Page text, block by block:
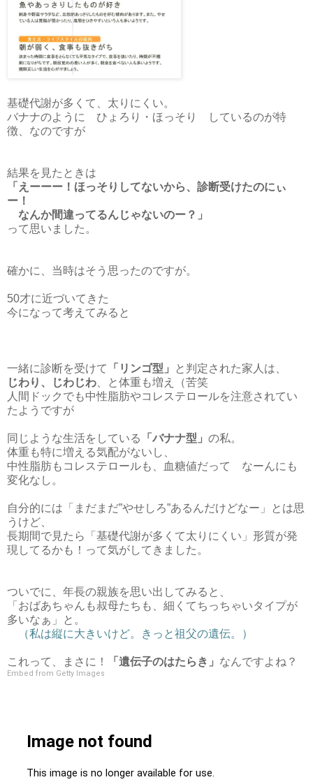
基礎代謝が多くて、太りにくい。
バナナのように ひょろり・ほっそり しているのが特
徴、なのですが
結果を見たときは
「えーーー！ほっそりしてないから、診断受けたのにぃ
ー！
なんか間違ってるんじゃないのー？」
って思いました。
確かに、当時はそう思ったのですが。
50才に近づいてきた
今になって考えてみると
一緒に診断を受けて 「リンゴ型」
と判定された家人は、
じわり、じわじわ 、と体重も増え（苦笑
人間ドックでも中性脂肪やコレステロールを注意されてい
たようですが
同じような生活をしている 「バナナ型」 の私。
体重も特に増える気配がないし、
中性脂肪もコレステロールも、血糖値だって なーんにも
変化なし。
自分的には「まだまだ”やせしろ”あるんだけどなー」とは思
うけど、
長期間で見たら「基礎代謝が多くて太りにくい」形質が発
現してるかも！って気がしてきました。
ついでに、年長の親族を思い出してみると、
「おばあちゃんも叔母たちも、細くてちっちゃいタイプが
多いなぁ」と。
（私は縦に大きいけど。きっと祖父の遺伝。）
これって、まさに！ 「遺伝子のはたらき」 なんですよね？
Embed from Getty Images